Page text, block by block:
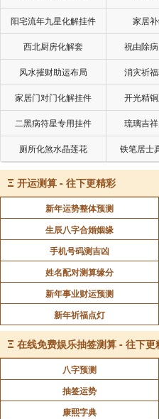
阳宅流年九星化解挂件 家居
西北厨房化解套 祝由除
风水摧财助运布局 消灾祈
家居门对门化解挂件 开光精
二黑病符星专用挂件 琉璃吉
厕所化煞水晶莲花 铁笔居士
Ξ 开运测算 - 往下更精彩
新年运势整体预测
生辰八字合婚姻缘
手机号码测吉凶
姓名配对测算缘分
新年事业财运预测
新年祈福点灯
Ξ 在线免费娱乐抽签测算 - 往下更
八字预测
抽签运势
康熙字典